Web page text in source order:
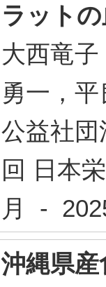
ラット
大西竜
勇一，
公益社
回 日本
月 -
沖縄県